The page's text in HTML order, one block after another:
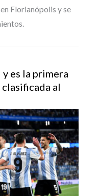
Florianópolis y se
es la primera
al